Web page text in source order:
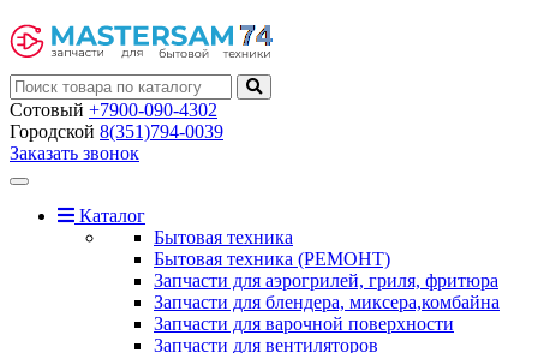
Сотовый +7900-090-4302
Городской 8(351)794-0039
Заказать звонок
Toggle
navigationКаталог
Бытовая техника
Бытовая техника (РЕМОНТ)
Запчасти для аэрогрилей, гриля, фритюра
Запчасти для блендера, миксера,комбайна
Запчасти для варочной поверхности
Запчасти для вентиляторов